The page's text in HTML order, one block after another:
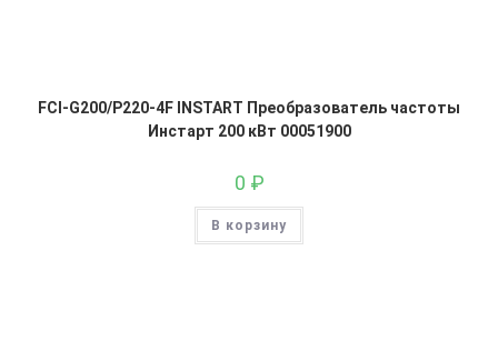
FCI-G200/P220-4F INSTART Преобразователь частоты
Инстарт 200 кВт 00051900
0 ₽
В корзину